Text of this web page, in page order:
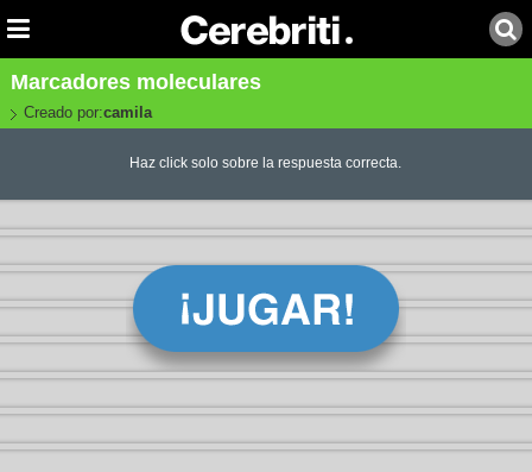
Marcadores moleculares
Creado por:camila
Haz click solo sobre la respuesta correcta.